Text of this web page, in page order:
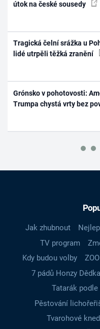
útok na české sousedy
Tragická čelní srážka u
lidé utrpěli těžká zranění
Grónsko v pohotovosti:
Trumpa chystá vrty bez
Jak zhubnout
TV program
Kdy budou volby
7 pádů Honzy Dědka
Tatarák
Pěstování
Tvarohové